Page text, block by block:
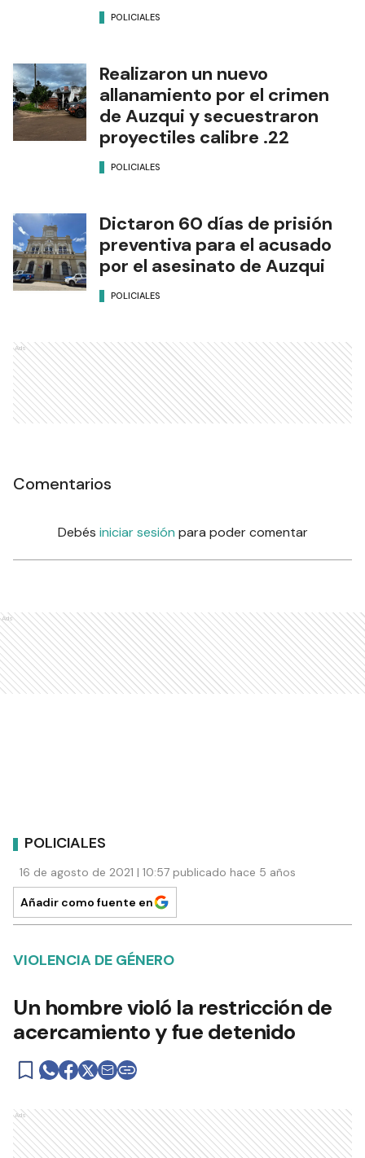
POLICIALES
Realizaron un nuevo
allanamiento por el crimen
de Auzqui y secuestraron
proyectiles calibre .22
POLICIALES
Dictaron 60 días de prisión
preventiva para el acusado
por el asesinato de Auzqui
POLICIALES
Ads
Comentarios
Debés iniciar sesión para poder comentar
Ads
POLICIALES
16 de agosto de 2021 | 10:57 publicado hace 5 años
Añadir como fuente en
VIOLENCIA DE GÉNERO
Un hombre violó la restricción de
acercamiento y fue detenido
Ads